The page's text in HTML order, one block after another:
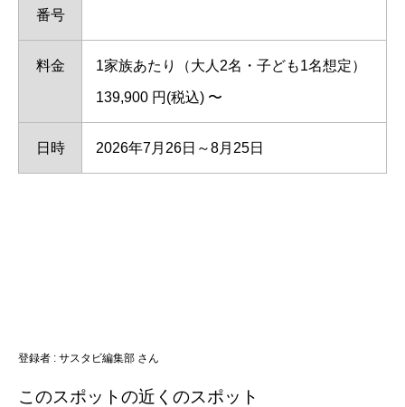
番号
料金 1家族あたり（大人2名・子ども1名想定）
139,900 円(税込) 〜
日時 2026年7月26日～8月25日
登録者 : サスタビ編集部 さん
このスポットの近くのスポット